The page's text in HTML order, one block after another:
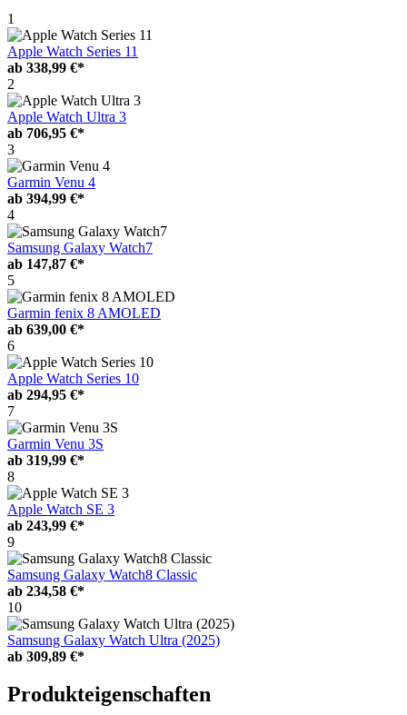
1
Apple Watch Series 11
ab 338,99 €*
2
Apple Watch Ultra 3
ab 706,95 €*
3
Garmin Venu 4
ab 394,99 €*
4
Samsung Galaxy Watch7
ab 147,87 €*
5
Garmin fenix 8 AMOLED
ab 639,00 €*
6
Apple Watch Series 10
ab 294,95 €*
7
Garmin Venu 3S
ab 319,99 €*
8
Apple Watch SE 3
ab 243,99 €*
9
Samsung Galaxy Watch8 Classic
ab 234,58 €*
10
Samsung Galaxy Watch Ultra (2025)
ab 309,89 €*
Produkteigenschaften